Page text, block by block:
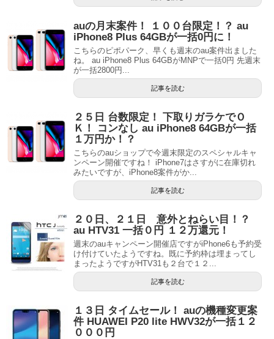
auの月末案件！ １００台限定！？ au
iPhone8 Plus 64GBが一括0円に！
こちらのピポパーク、早くも週末のau案件出ました
ね。 au iPhone8 Plus 64GBがMNPで一括0円 先週末
が一括2800円...
記事を読む
２５日 台数限定！ 下取りガラケでＯ
Ｋ！ コンなし au iPhone8 64GBが一括
１万円か！？
こちらのauショップで今週末限定のスペシャルキャ
ンペーン開催ですね！ iPhone7はさすがに在庫切れ
みたいですが、iPhone8案件がか...
記事を読む
２０日、２１日 意外とねらい目！？
au HTV31 一括０円 １２万還元！
週末のauキャンペーン開催店ですがiPhone6も予約受
け付けていたようですね。既に予約枠は埋まってし
まったようですがHTV31も２台で１２...
記事を読む
１３日 タイムセール！ auの機種変更案
件 HUAWEI P20 lite HWV32が一括１２
０００円